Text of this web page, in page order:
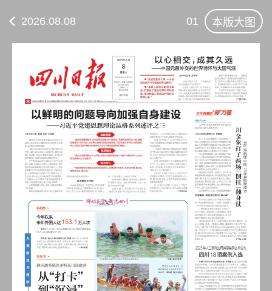
2026.08.08 01 本版大图